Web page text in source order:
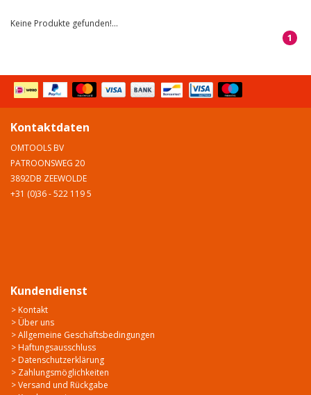
Keine Produkte gefunden!...
1
Kontaktdaten
OMTOOLS BV
PATROONSWEG 20
3892DB ZEEWOLDE
+31 (0)36 - 522 119 5
Kundendienst
> Kontakt
> Über uns
> Allgemeine Geschäftsbedingungen
> Haftungsausschluss
> Datenschutzerklärung
> Zahlungsmöglichkeiten
> Versand und Rückgabe